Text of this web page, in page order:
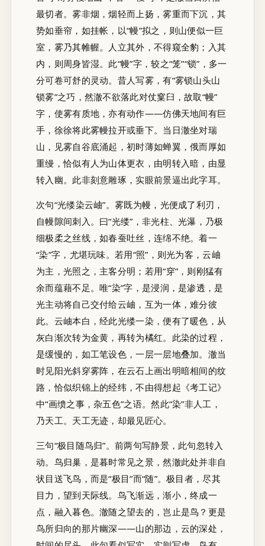
最切者。雾非烟，烟轻而上扬，雾重而下沉，其
势如垂帘，如挂帐，以“幔”拟之，则山便似一巨
室，雾乃其帷幄。人立其外，不得窥全豹；入其
内，则周身皆湿。此“幔”字，较之“笼”“锁”，多一
分可卷可舒的灵动。昔人写雾，有“雾锁山头山
锁雾”之巧，然澈不欲落此对仗窠臼，故取“幔”
字，使雾有质地，亦有动作——仿佛天地间有巨
手，徐徐将此雾幔拉开或垂下。当日澈坐对瑞
山，见雾自谷底涌起，初时薄如蝉翼，俄而厚如
重缦，恰似有人为山体更衣，由明转入暗，由显
转入幽。此非刻意雕琢，实眼前景逼出此字耳。
次句“光缕染云岫”。雾既为幔，光便成了利刃，
自幔隙间刺入。曰“光缕”，非光柱、光瀑，乃极
细极柔之丝线，如春蚕吐丝，连绵不绝。着一
“染”字，尤堪玩味。若用“照”，则光为客，云岫
为主，光照之，主客分明；若用“穿”，则刚猛有
余而蕴藉不足。唯“染”字，是浸润，是渗透，是
光主动将自己交付给云岫，互为一体，难分彼
此。云岫本白，经此光缕一染，便有了暖色，从
灰白渐次转为金黄，再转为橘红。此染的过程，
是缓慢的，如工笔设色，一层一层地叠加。澈当
时见阳光斜穿雾阵，在云石上画出明暗相间的纹
路，恰似织锦上的经纬，不由得想起《考工记》
中“画缋之事，杂五色”之语。然此“染”非人工，
乃天工。天工无迹，却最见匠心。
三句“极目随鸟归”。前两句写静景，此句忽转入
动。鸟归巢，是暮时常见之景，然澈此处并非自
状目送飞鸟，而是“极目”而“随”。极目者，尽其
目力，望到天际线。鸟飞渐远，渐小，终成一
点，融入暮色。澈随之望去的，岂止是鸟？更是
鸟所归向的那片幽深——山的那边，云的深处，